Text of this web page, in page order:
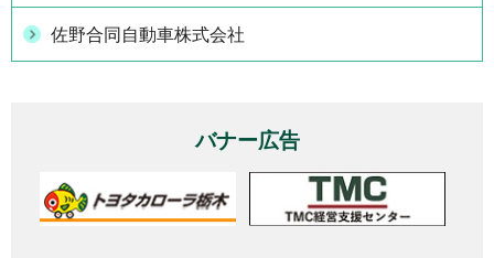
佐野合同自動車株式会社
バナー広告